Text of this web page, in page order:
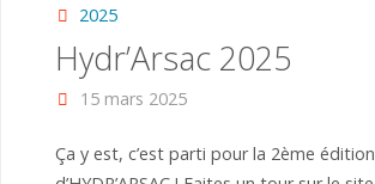
2025
Hydr’Arsac 2025
15 mars 2025
Ça y est, c’est parti pour la 2ème édition